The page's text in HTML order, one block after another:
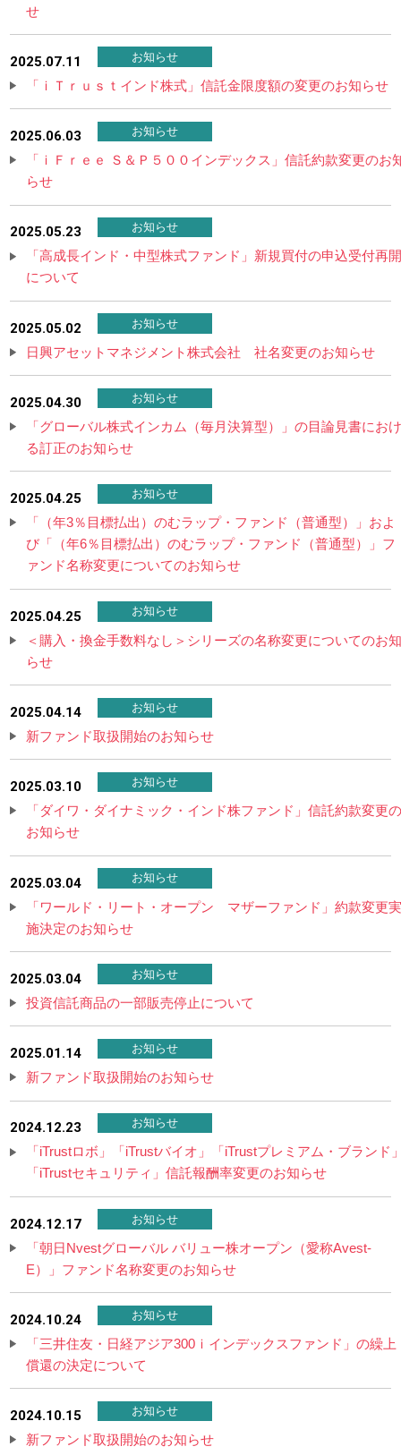
せ
2025.07.11 お知らせ
「ｉＴｒｕｓｔインド株式」信託金限度額の変更のお知らせ
2025.06.03 お知らせ
「ｉＦｒｅｅ Ｓ＆Ｐ５００インデックス」信託約款変更のお
らせ
2025.05.23 お知らせ
「高成長インド・中型株式ファンド」新規買付の申込受付再
について
2025.05.02 お知らせ
日興アセットマネジメント株式会社 社名変更のお知らせ
2025.04.30 お知らせ
「グローバル株式インカム（毎月決算型）」の目論見書にお
る訂正のお知らせ
2025.04.25 お知らせ
「（年3％目標払出）のむラップ・ファンド（普通型）」およ
び「（年6％目標払出）のむラップ・ファンド（普通型）」フ
ァンド名称変更についてのお知らせ
2025.04.25 お知らせ
＜購入・換金手数料なし＞シリーズの名称変更についてのお
らせ
2025.04.14 お知らせ
新ファンド取扱開始のお知らせ
2025.03.10 お知らせ
「ダイワ・ダイナミック・インド株ファンド」信託約款変更
お知らせ
2025.03.04 お知らせ
「ワールド・リート・オープン マザーファンド」約款変更
施決定のお知らせ
2025.03.04 お知らせ
投資信託商品の一部販売停止について
2025.01.14 お知らせ
新ファンド取扱開始のお知らせ
2024.12.23 お知らせ
「iTrustロボ」「iTrustバイオ」「iTrustプレミアム・ブランド
「iTrustセキュリティ」信託報酬率変更のお知らせ
2024.12.17 お知らせ
「朝日Nvestグローバル バリュー株オープン（愛称Avest‐
E）」ファンド名称変更のお知らせ
2024.10.24 お知らせ
「三井住友・日経アジア300ｉインデックスファンド」の繰上
償還の決定について
2024.10.15 お知らせ
新ファンド取扱開始のお知らせ